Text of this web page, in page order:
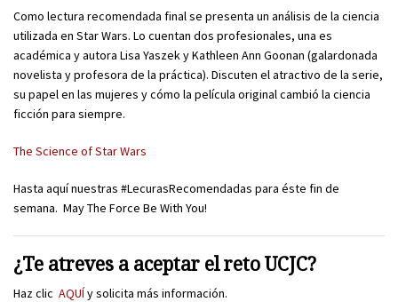
Como lectura recomendada final se presenta un análisis de la ciencia
utilizada en Star Wars. Lo cuentan dos profesionales, una es
académica y autora Lisa Yaszek y Kathleen Ann Goonan (galardonada
novelista y profesora de la práctica). Discuten el atractivo de la serie,
su papel en las mujeres y cómo la película original cambió la ciencia
ficción para siempre.
The Science of Star Wars
Hasta aquí nuestras #LecurasRecomendadas para éste fin de
semana. May The Force Be With You!
¿Te atreves a aceptar el reto UCJC?
Haz clic AQUÍy solicita más información.